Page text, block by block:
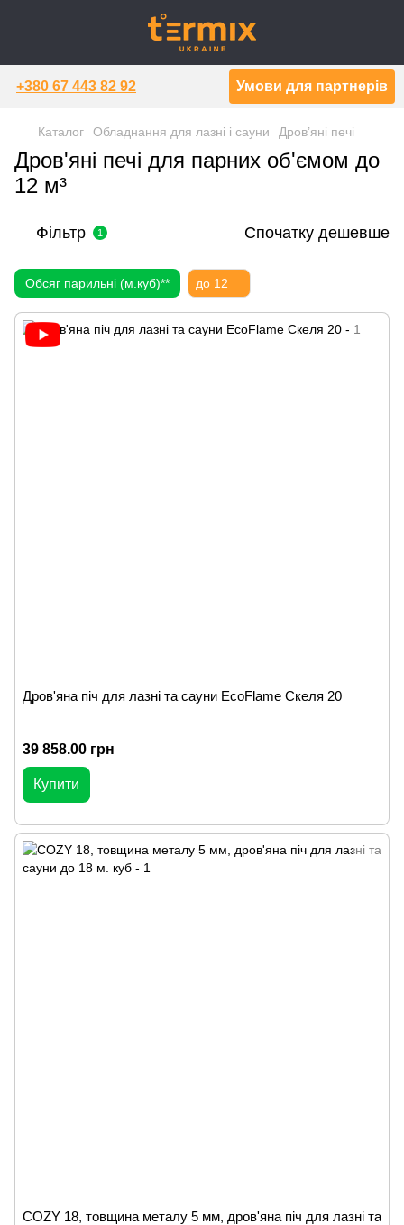
+380 67 443 82 92 Умови для партнерів
Каталог Обладнання для лазні і сауни Дров’яні печі
Дров'яні печі для парних об'ємом до
12 м³
Фільтр 1 Спочатку дешевше
Обсяг парильні (м.куб)** до 12
Дров'яна піч для лазні та сауни EcoFlame Скеля 20
39 858.00 грн
Купити
COZY 18, товщина металу 5 мм, дров'яна піч для лазні та